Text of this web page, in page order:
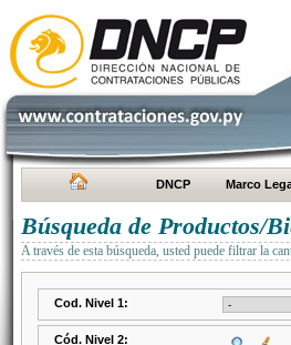
DNCP Marco
Búsqueda de Productos/
A través de esta búsqueda, usted puede filtrar la
Cod. Nivel 1:
Cód. Nivel 2: